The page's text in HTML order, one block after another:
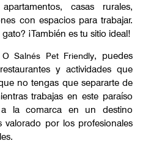
casas rurales,
con espacios para trabajar.
¡También es tu sitio ideal!
O Salnés Pet Friendly, puedes
y actividades que
no tengas que separarte de
trabajas en este paraíso
a la comarca en un destino
valorado por los profesionales